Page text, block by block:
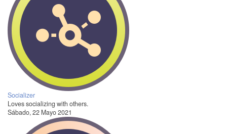
Socializer
Loves socializing with others.
Sábado, 22 Mayo 2021